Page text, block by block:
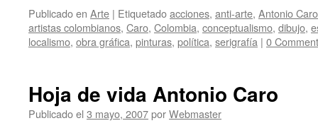
Publicado en Arte | Etiquetadoacciones, anti-arte, Antonio Caro
artistas colombianos, Caro, Colombia, conceptualismo, dibujo,
localismo, obra gráfica, pinturas, política, serigrafía | 0
Hoja de vida Antonio Caro
Publicado el 3 mayo, 2007porWebmaster